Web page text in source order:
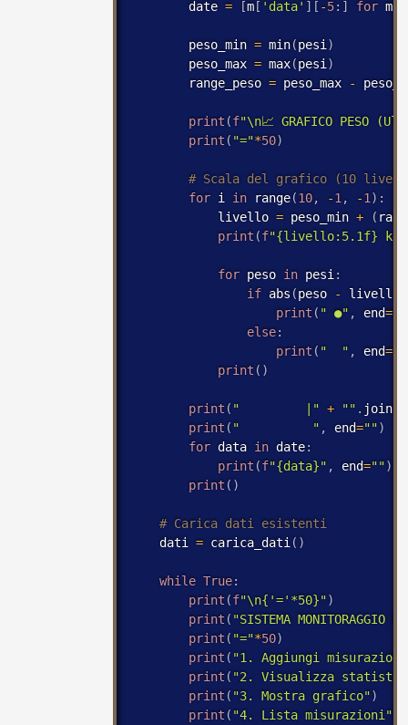
        date
= [m[ 'data' ] [ -5: ] for m
        peso_min
= min(pesi )
        peso_max
= max(pesi )
        range_peso
= peso_max -
print (f"\n📈 GRAFICO PESO
print ( "="*50)
for i in range(10, -1 , -1 ) :
            livello
= peso_min + (
print (f"{livello:5.1f} kg
for peso in pesi :
if abs (peso - livello
print ( " ●" , end=""
else:
print ( "  " , end=""
print ( )
print ( "         |" + "" . join(
print ( "          " , end="")
for data in date:
print (f"{data}" , end="")
print ( )
    dati
= carica_dati ( )
while True:
print (f"\n{'='*50}")
print ( "SISTEMA MONITORAGGIO
print ( "="*50)
print ( "1. Aggiungi
print ( "2. Visualizza
print ( "3. Mostra grafico")
print ( "4. Lista misurazioni"